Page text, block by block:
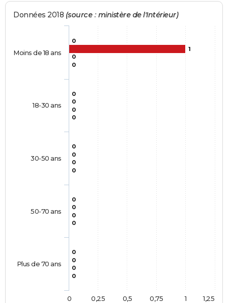
Données 2018 (source : ministère de l'Intérieur)
0
0
0
0
0
1
0
0
0
0
0
0
0
0
0
0
0
0
0
0
Moins de 18 ans
18-30 ans
30-50 ans
50-70 ans
Plus de 70 ans
0 1
0,25 0,5 0,75 1,25